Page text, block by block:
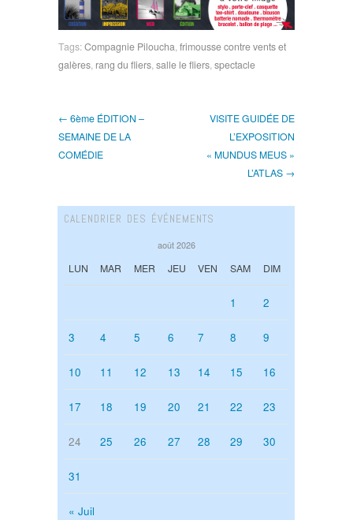
Tags:Compagnie Piloucha,frimousse contre vents et
galères, rang du fliers,salle le fliers,spectacle
← 6ème ÉDITION –
SEMAINE DE LA
COMÉDIE
VISITE GUIDÉE DE
L’EXPOSITION
« MUNDUS MEUS »
L’ATLAS →
CALENDRIER DES ÉVÉNEMENTS
août 2026
LUN MAR MER JEU VEN SAM DIM
« Juil
1 2
3 4 5 6 7 8 9
10 11 12 13 14 15 16
17 18 19 20 21 22 23
24 25 26 27 28 29 30
31